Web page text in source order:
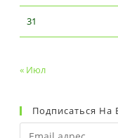
31
« Июл
Подписаться На
Email